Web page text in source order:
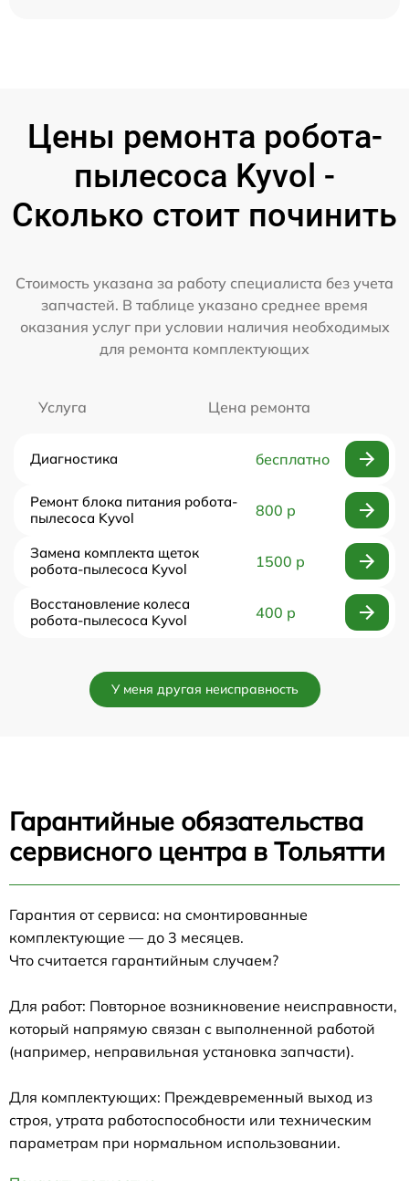
Цены ремонта робота-
пылесоса Kyvol -
Сколько стоит починить
Стоимость указана за работу специалиста без учета
запчастей. В таблице указано среднее время
оказания услуг при условии наличия необходимых
для ремонта комплектующих
Услуга Цена ремонта
Диагностика бесплатно
Ремонт блока питания робота-
пылесоса Kyvol
800 р
Замена комплекта щеток
робота-пылесоса Kyvol
1500 р
Восстановление колеса
робота-пылесоса Kyvol
400 р
У меня другая неисправность
Гарантийные обязательства
сервисного центра в Тольятти
Гарантия от сервиса: на смонтированные
комплектующие — до 3 месяцев.
Что считается гарантийным случаем?
Для работ: Повторное возникновение неисправности,
который напрямую связан с выполненной работой
(например, неправильная установка запчасти).
Для комплектующих: Преждевременный выход из
строя, утрата работоспособности или техническим
параметрам при нормальном использовании.